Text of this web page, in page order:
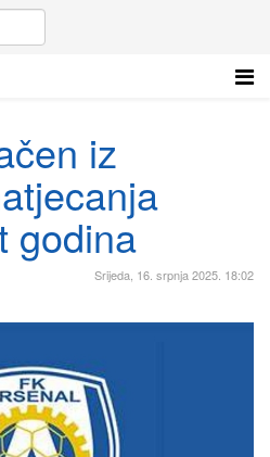
iz
godina
Srijeda, 16. srpnja 2025. 18:02